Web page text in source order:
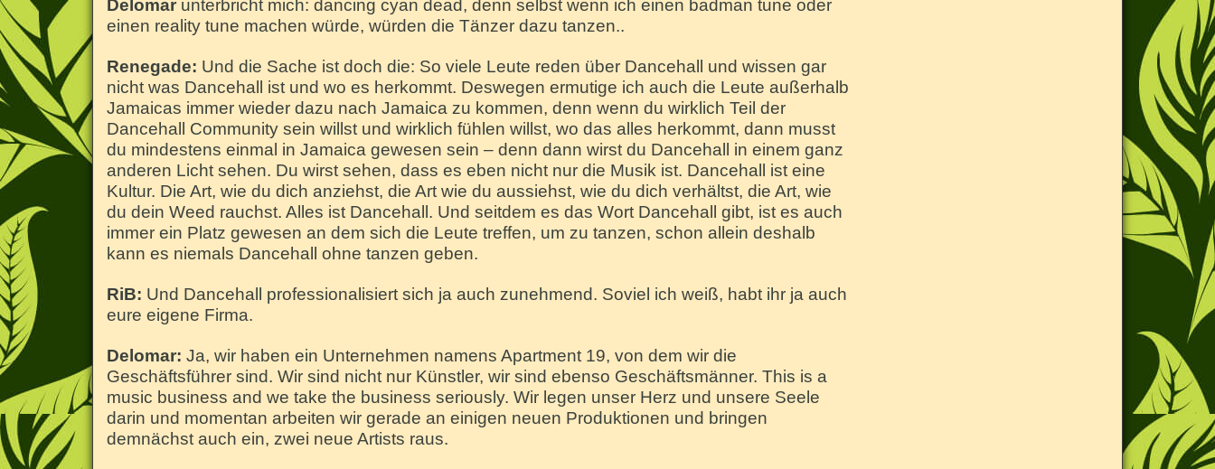
Delomar unterbricht mich: dancing cyan dead, denn selbst wenn ich einen badman tune oder
einen reality tune machen würde, würden die Tänzer dazu tanzen..
Renegade: Und die Sache ist doch die: So viele Leute reden über Dancehall und wissen gar
nicht was Dancehall ist und wo es herkommt. Deswegen ermutige ich auch die Leute außerhalb
Jamaicas immer wieder dazu nach Jamaica zu kommen, denn wenn du wirklich Teil der
Dancehall Community sein willst und wirklich fühlen willst, wo das alles herkommt, dann musst
du mindestens einmal in Jamaica gewesen sein – denn dann wirst du Dancehall in einem ganz
anderen Licht sehen. Du wirst sehen, dass es eben nicht nur die Musik ist. Dancehall ist eine
Kultur. Die Art, wie du dich anziehst, die Art wie du aussiehst, wie du dich verhältst, die Art, wie
du dein Weed rauchst. Alles ist Dancehall. Und seitdem es das Wort Dancehall gibt, ist es auch
immer ein Platz gewesen an dem sich die Leute treffen, um zu tanzen, schon allein deshalb
kann es niemals Dancehall ohne tanzen geben.
RiB: Und Dancehall professionalisiert sich ja auch zunehmend. Soviel ich weiß, habt ihr ja auch
eure eigene Firma.
Delomar: Ja, wir haben ein Unternehmen namens Apartment 19, von dem wir die
Geschäftsführer sind. Wir sind nicht nur Künstler, wir sind ebenso Geschäftsmänner. This is a
music business and we take the business seriously. Wir legen unser Herz und unsere Seele
darin und momentan arbeiten wir gerade an einigen neuen Produktionen und bringen
demnächst auch ein, zwei neue Artists raus.